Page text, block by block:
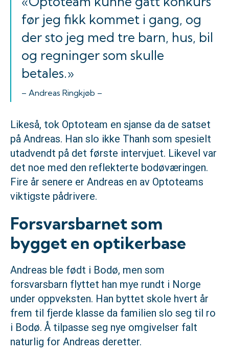
før jeg fikk kommet i gang, og
der sto jeg med tre barn, hus, bil
og regninger som skulle
betales.»
– Andreas Ringkjøb –
Likeså, tok Optoteam en sjanse da de satset
på Andreas. Han slo ikke Thanh som spesielt
utadvendt på det første intervjuet. Likevel var
det noe med den reflekterte bodøværingen.
Fire år senere er Andreas en av Optoteams
viktigste pådrivere.
Forsvarsbarnet som
bygget en optikerbase
Andreas ble født i Bodø, men som
forsvarsbarn flyttet han mye rundt i Norge
under oppveksten. Han byttet skole hvert år
frem til fjerde klasse da familien slo seg til ro
i Bodø. Å tilpasse seg nye omgivelser falt
naturlig for Andreas deretter.